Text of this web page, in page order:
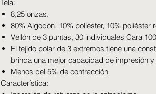
Tela:
8,25 onzas.
80% Algodón, 10% poliéster, 10%
Vellón de 3 puntas, 30 individuales Cara
El tejido polar de 3 extremos tiene una
brinda una mejor capacidad de impresión
Menos del 5% de contracción
Característica: